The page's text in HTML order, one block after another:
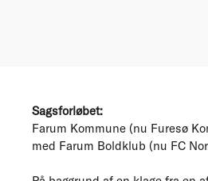
Sagsforløbet:
Farum Kommune (nu Furesø
med Farum Boldklub (nu FC